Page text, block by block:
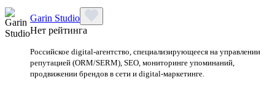
Garin Studio
Нет рейтинга
Российское digital-агентство, специализирующееся на управлении
репутацией (ORM/SERM), SEO, мониторинге упоминаний,
продвижении брендов в сети и digital-маркетинге.